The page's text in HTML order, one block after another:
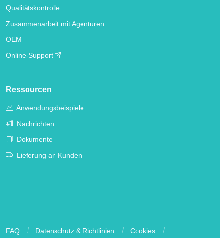
Qualitätskontrolle
Zusammenarbeit mit Agenturen
OEM
Online-Support
Ressourcen
Anwendungsbeispiele
Nachrichten
Dokumente
Lieferung an Kunden
FAQ Datenschutz & Richtlinien Cookies